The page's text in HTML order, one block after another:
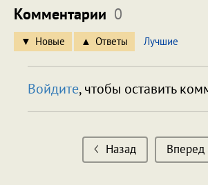
Комментарии 0
Новые Ответы Лучшие
Войдите, чтобы оставить
Назад Вперед